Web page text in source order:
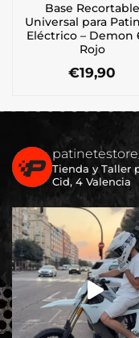
Base Recortable
Universal para
Eléctrico – Demon
Rojo
€19,90
patinetestore_
Tienda y Taller
Cid, 4 Valencia